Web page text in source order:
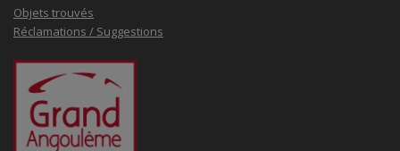
Objets trouvés
Réclamations / Suggestions